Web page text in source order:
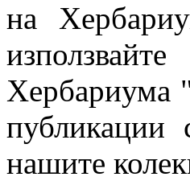
на
Хербариума
публикации
нашите